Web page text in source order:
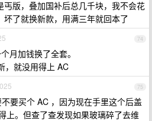
丐版，叠加国补后总几千块，我不会花
了就换新款，用满三年就回本了
74
月加钱换了全套。
，就没用得上 AC
75
要买个 AC ，因为现在手里这个后盖
上。但查了查发现如果玻璃碎了去维